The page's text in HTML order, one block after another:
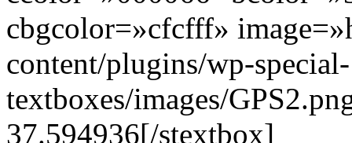
cbgcolor=»cfcfff»
content/plugins/wp-special-
textboxes/images/
37.594936[/stextbox]